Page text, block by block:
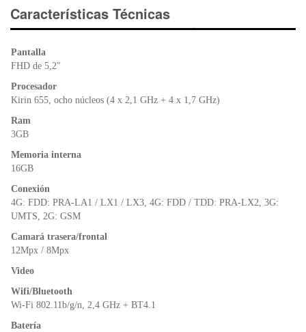
e
b
er s
A
ri
e
Características Técnicas
Pantalla
FHD de 5,2″
Procesador
Kirin 655, ocho núcleos (4 x 2,1 GHz + 4 x 1,7 GHz)
Ram
3GB
Memoria interna
16GB
Conexión
4G: FDD: PRA-LA1 / LX1 / LX3, 4G: FDD / TDD: PRA-LX2, 3G:
UMTS, 2G: GSM
Camará trasera/frontal
12Mpx / 8Mpx
Video
Wifi/Bluetooth
Wi-Fi 802.11b/g/n, 2,4 GHz + BT4.1
Batería